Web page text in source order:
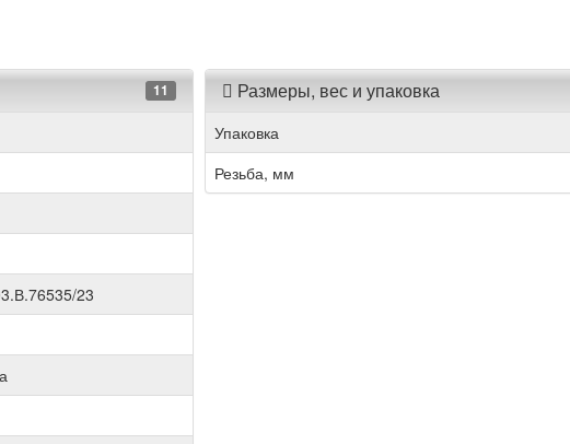
11
23
Размеры, вес и упаковка
Упаковка
Резьба, мм